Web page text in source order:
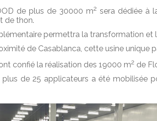
de plus de 30000 m2 sera dédiée à
de thon.
permettra la transformation
de Casablanca, cette usine unique
confié la réalisation des 19000 m2 de
plus de 25 applicateurs a été mobilisée